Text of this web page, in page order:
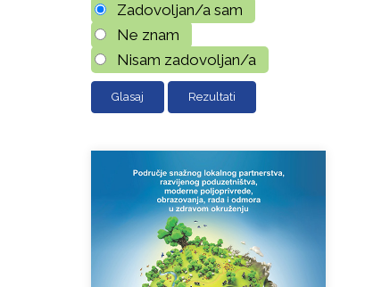
Zadovoljan/a sam
Ne znam
Nisam zadovoljan/a
Rezultati